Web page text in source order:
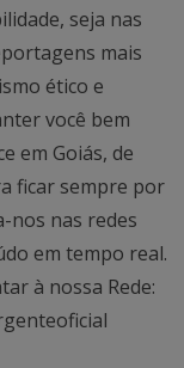
seja nas
mais
ético e
você bem
em Goiás, de
ficar sempre por
nos nas redes
em tempo real.
à nossa Rede: